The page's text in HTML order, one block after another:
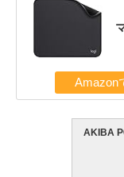
Amazon
AKIBA